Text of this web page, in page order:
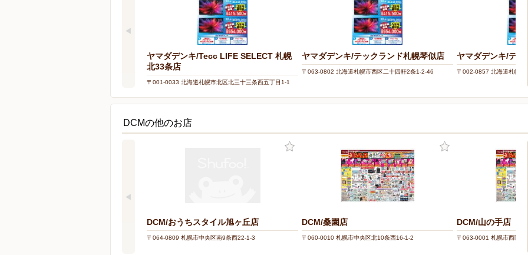
ヤマダデンキ/Tecc LIFE SELECT 札幌
北33条店
〒001-0033 北海道札幌市北区北三十三条西五丁目1-1
ヤマダデンキ/テックランド札幌琴似店
〒063-0802 北海道札幌市西区二十四軒2条1-2-46
ヤマダデンキ/テ
〒002-0857 北海道札幌市
DCMの他のお店
DCM/おうちスタイル旭ヶ丘店
〒064-0809 札幌市中央区南9条西22-1-3
DCM/桑園店
〒060-0010 札幌市中央区北10条西16-1-2
DCM/山の手店
〒063-0001 札幌市西区山